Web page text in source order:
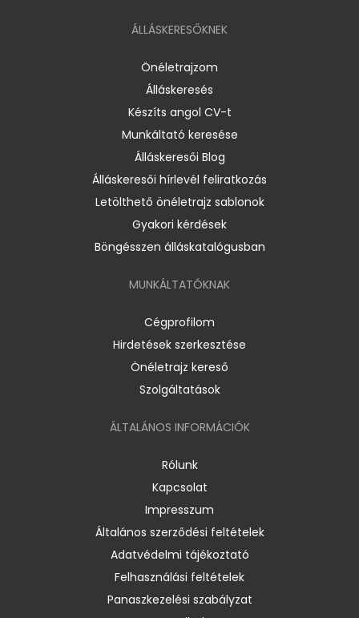
ÁLLÁSKERESŐKNEK
Önéletrajzom
Álláskeresés
Készíts angol CV-t
Munkáltató keresése
Álláskeresői Blog
Álláskeresői hírlevél feliratkozás
Letölthető önéletrajz sablonok
Gyakori kérdések
Böngésszen álláskatalógusban
MUNKÁLTATÓKNAK
Cégprofilom
Hirdetések szerkesztése
Önéletrajz kereső
Szolgáltatások
ÁLTALÁNOS INFORMÁCIÓK
Rólunk
Kapcsolat
Impresszum
Általános szerződési feltételek
Adatvédelmi tájékoztató
Felhasználási feltételek
Panaszkezelési szabályzat